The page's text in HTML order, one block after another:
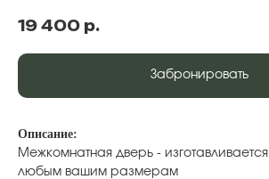
19 400 р.
Забронировать
Описание:
Межкомнатная дверь -
любым вашим размерам